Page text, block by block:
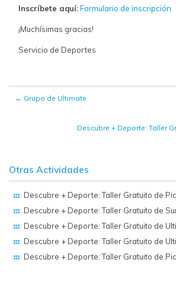
Inscríbete aquí:Formulario de inscripción
¡Muchísimas gracias!
Servicio de Deportes
← Grupo de Ultimate
Descubre + Deporte: Taller
Otras Actividades
Descubre + Deporte: Taller Gratuito de
Descubre + Deporte: Taller Gratuito de
Descubre + Deporte: Taller Gratuito de
Descubre + Deporte: Taller Gratuito de
Descubre + Deporte: Taller Gratuito de